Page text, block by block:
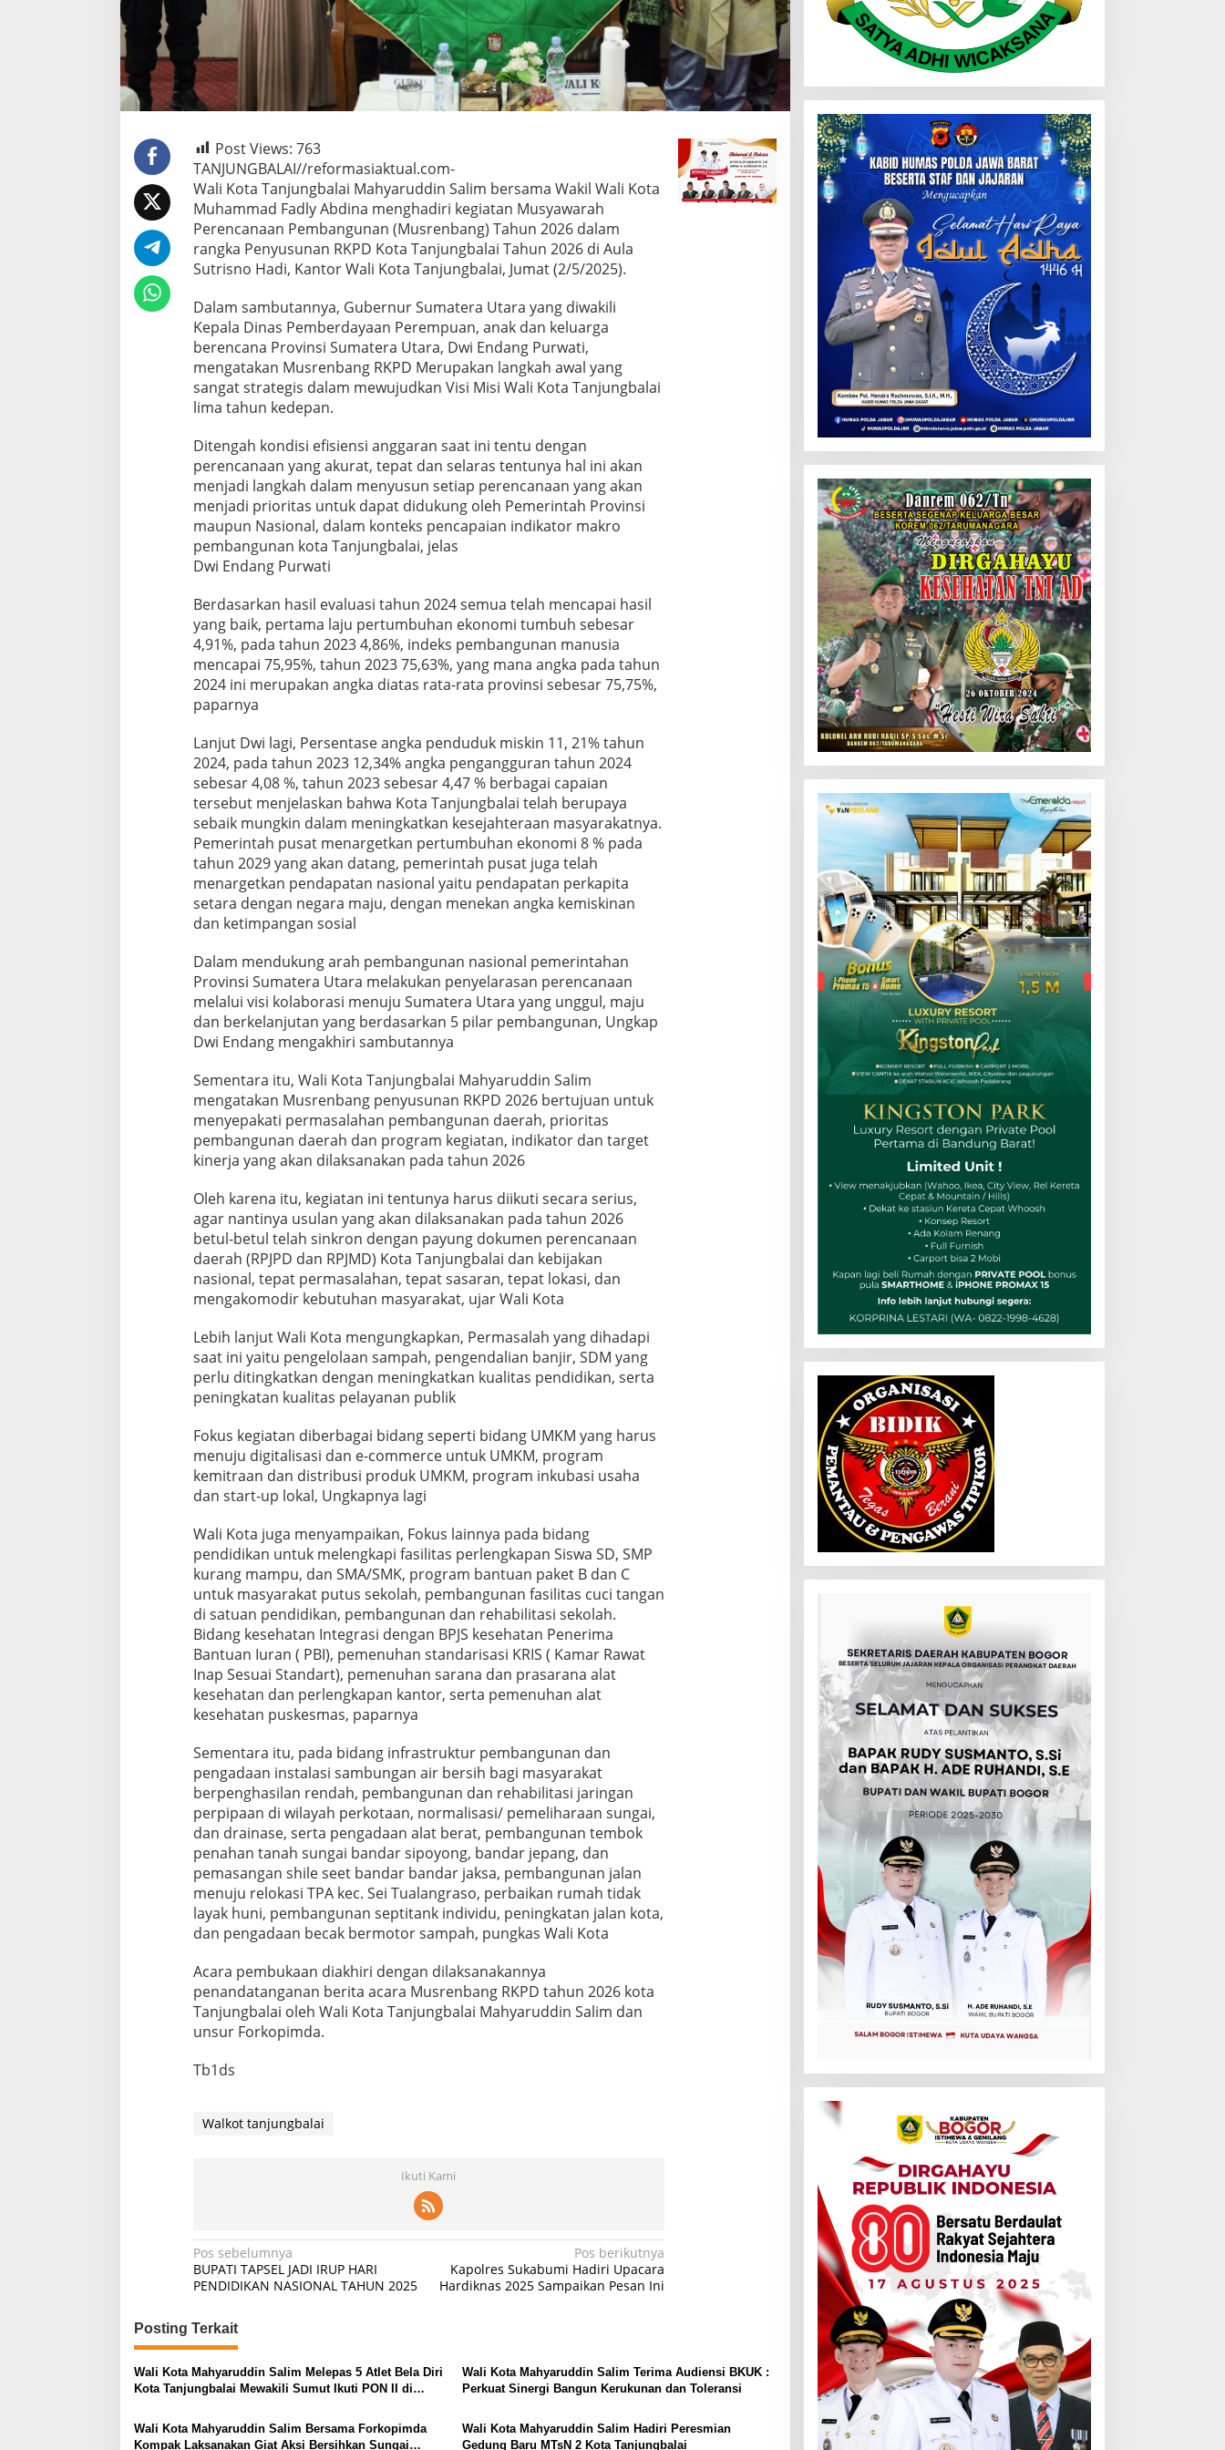
Post Views: 763
TANJUNGBALAI//reformasiaktual.com-
Wali Kota Tanjungbalai Mahyaruddin Salim bersama Wakil Wali Kota
Muhammad Fadly Abdina menghadiri kegiatan Musyawarah
Perencanaan Pembangunan (Musrenbang) Tahun 2026 dalam
rangka Penyusunan RKPD Kota Tanjungbalai Tahun 2026 di Aula
Sutrisno Hadi, Kantor Wali Kota Tanjungbalai, Jumat (2/5/2025).
Dalam sambutannya, Gubernur Sumatera Utara yang diwakili
Kepala Dinas Pemberdayaan Perempuan, anak dan keluarga
berencana Provinsi Sumatera Utara, Dwi Endang Purwati,
mengatakan Musrenbang RKPD Merupakan langkah awal yang
sangat strategis dalam mewujudkan Visi Misi Wali Kota Tanjungbalai
lima tahun kedepan.
Ditengah kondisi efisiensi anggaran saat ini tentu dengan
perencanaan yang akurat, tepat dan selaras tentunya hal ini akan
menjadi langkah dalam menyusun setiap perencanaan yang akan
menjadi prioritas untuk dapat didukung oleh Pemerintah Provinsi
maupun Nasional, dalam konteks pencapaian indikator makro
pembangunan kota Tanjungbalai, jelas
Dwi Endang Purwati
Berdasarkan hasil evaluasi tahun 2024 semua telah mencapai hasil
yang baik, pertama laju pertumbuhan ekonomi tumbuh sebesar
4,91%, pada tahun 2023 4,86%, indeks pembangunan manusia
mencapai 75,95%, tahun 2023 75,63%, yang mana angka pada tahun
2024 ini merupakan angka diatas rata-rata provinsi sebesar 75,75%,
paparnya
Lanjut Dwi lagi, Persentase angka penduduk miskin 11, 21% tahun
2024, pada tahun 2023 12,34% angka pengangguran tahun 2024
sebesar 4,08 %, tahun 2023 sebesar 4,47 % berbagai capaian
tersebut menjelaskan bahwa Kota Tanjungbalai telah berupaya
sebaik mungkin dalam meningkatkan kesejahteraan masyarakatnya.
Pemerintah pusat menargetkan pertumbuhan ekonomi 8 % pada
tahun 2029 yang akan datang, pemerintah pusat juga telah
menargetkan pendapatan nasional yaitu pendapatan perkapita
setara dengan negara maju, dengan menekan angka kemiskinan
dan ketimpangan sosial
Dalam mendukung arah pembangunan nasional pemerintahan
Provinsi Sumatera Utara melakukan penyelarasan perencanaan
melalui visi kolaborasi menuju Sumatera Utara yang unggul, maju
dan berkelanjutan yang berdasarkan 5 pilar pembangunan, Ungkap
Dwi Endang mengakhiri sambutannya
Sementara itu, Wali Kota Tanjungbalai Mahyaruddin Salim
mengatakan Musrenbang penyusunan RKPD 2026 bertujuan untuk
menyepakati permasalahan pembangunan daerah, prioritas
pembangunan daerah dan program kegiatan, indikator dan target
kinerja yang akan dilaksanakan pada tahun 2026
Oleh karena itu, kegiatan ini tentunya harus diikuti secara serius,
agar nantinya usulan yang akan dilaksanakan pada tahun 2026
betul-betul telah sinkron dengan payung dokumen perencanaan
daerah (RPJPD dan RPJMD) Kota Tanjungbalai dan kebijakan
nasional, tepat permasalahan, tepat sasaran, tepat lokasi, dan
mengakomodir kebutuhan masyarakat, ujar Wali Kota
Lebih lanjut Wali Kota mengungkapkan, Permasalah yang dihadapi
saat ini yaitu pengelolaan sampah, pengendalian banjir, SDM yang
perlu ditingkatkan dengan meningkatkan kualitas pendidikan, serta
peningkatan kualitas pelayanan publik
Fokus kegiatan diberbagai bidang seperti bidang UMKM yang harus
menuju digitalisasi dan e-commerce untuk UMKM, program
kemitraan dan distribusi produk UMKM, program inkubasi usaha
dan start-up lokal, Ungkapnya lagi
Wali Kota juga menyampaikan, Fokus lainnya pada bidang
pendidikan untuk melengkapi fasilitas perlengkapan Siswa SD, SMP
kurang mampu, dan SMA/SMK, program bantuan paket B dan C
untuk masyarakat putus sekolah, pembangunan fasilitas cuci tangan
di satuan pendidikan, pembangunan dan rehabilitasi sekolah.
Bidang kesehatan Integrasi dengan BPJS kesehatan Penerima
Bantuan Iuran ( PBI), pemenuhan standarisasi KRIS ( Kamar Rawat
Inap Sesuai Standart), pemenuhan sarana dan prasarana alat
kesehatan dan perlengkapan kantor, serta pemenuhan alat
kesehatan puskesmas, paparnya
Sementara itu, pada bidang infrastruktur pembangunan dan
pengadaan instalasi sambungan air bersih bagi masyarakat
berpenghasilan rendah, pembangunan dan rehabilitasi jaringan
perpipaan di wilayah perkotaan, normalisasi/ pemeliharaan sungai,
dan drainase, serta pengadaan alat berat, pembangunan tembok
penahan tanah sungai bandar sipoyong, bandar jepang, dan
pemasangan shile seet bandar bandar jaksa, pembangunan jalan
menuju relokasi TPA kec. Sei Tualangraso, perbaikan rumah tidak
layak huni, pembangunan septitank individu, peningkatan jalan kota,
dan pengadaan becak bermotor sampah, pungkas Wali Kota
Acara pembukaan diakhiri dengan dilaksanakannya
penandatanganan berita acara Musrenbang RKPD tahun 2026 kota
Tanjungbalai oleh Wali Kota Tanjungbalai Mahyaruddin Salim dan
unsur Forkopimda.
Tb1ds
Walkot tanjungbalai
Ikuti Kami
Navigasi
pos
Pos sebelumnya
BUPATI TAPSEL JADI IRUP HARI
PENDIDIKAN NASIONAL TAHUN 2025
Pos berikutnya
Kapolres Sukabumi Hadiri Upacara
Hardiknas 2025 Sampaikan Pesan Ini
Posting Terkait
Wali Kota Mahyaruddin Salim Melepas 5 Atlet Bela Diri
Kota Tanjungbalai Mewakili Sumut Ikuti PON II di
Wali Kota Mahyaruddin Salim Terima Audiensi BKUK :
Perkuat Sinergi Bangun Kerukunan dan Toleransi
Wali Kota Mahyaruddin Salim Bersama Forkopimda
Kompak Laksanakan Giat Aksi Bersihkan Sungai
Wali Kota Mahyaruddin Salim Hadiri Peresmian
Gedung Baru MTsN 2 Kota Tanjungbalai